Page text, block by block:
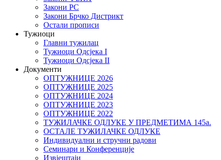
Закони РС
Закони Брчко Дистрикт
Остали прописи
Тужиоци
Главни тужилац
Тужиоци Oдсјекa I
Тужиоци Oдсјекa II
Документи
ОПТУЖНИЦЕ 2026
ОПТУЖНИЦЕ 2025
ОПТУЖНИЦЕ 2024
ОПТУЖНИЦЕ 2023
ОПТУЖНИЦЕ 2022
ТУЖИЛАЧКЕ ОДЛУКЕ У ПРЕДМЕТИМА 145а.
ОСТАЛЕ ТУЖИЛАЧКЕ ОДЛУКЕ
Индивидуални и стручни радови
Семинари и Конференције
Извјештаји